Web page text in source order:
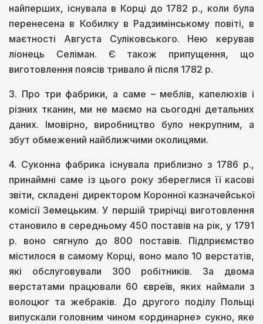
найперших, існувала в Корці до 1782 р., коли була
перенесена в Кобилку в Радзимінському повіті, в
маєтності Августа Суліковського. Нею керував
ліонець Селіман. Є також припущення, що
виготовлення поясів тривало й після 1782 р.
3. Про три фабрики, а саме – меблів, капелюхів і
різних тканин, ми не маємо на сьогодні детальних
даних. Імовірно, виробництво було некрупним, а
збут обмежений найближчими околицями.
4. Суконна фабрика існувала приблизно з 1786 р.,
принаймні саме із цього року збереглися її касові
звіти, складені директором Коронної казначейської
комісії Земецьким. У першій трирічці виготовлення
становило в середньому 450 поставів на рік, у 1791
р. воно сягнуло до 800 поставів. Підприємство
містилося в самому Корці, воно мало 10 верстатів,
які обслуговували 300 робітників. За двома
верстатами працювали 60 євреїв, яких наймали з
волоцюг та жебраків. До другого поділу Польщі
випускали головним чином «ординарне» сукно, яке